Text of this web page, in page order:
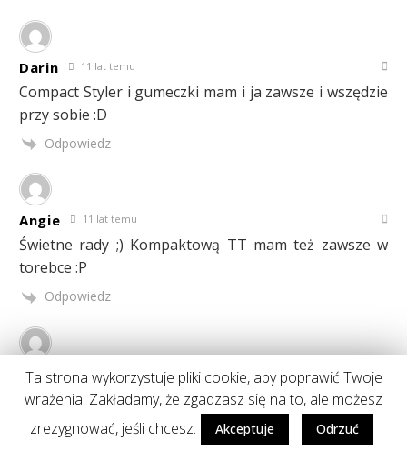
Darin 11 lat temu
Compact Styler i gumeczki mam i ja zawsze i wszędzie
przy sobie :D
Odpowiedz
Angie 11 lat temu
Świetne rady ;) Kompaktową TT mam też zawsze w
torebce :P
Odpowiedz
Paula Sypień 11 lat temu
Moja skóra głowy też jest bardzooo wrażliwa.
Pamiętam, że jak zamieniłam Baby Dream na
szampon Isana Urea, to swędzenie, drapanie trwało
Ta strona wykorzystuje pliki cookie, aby poprawić Twoje
wrażenia. Zakładamy, że zgadzasz się na to, ale możesz
zrezygnować, jeśli chcesz.
Akceptuje Odrzuć